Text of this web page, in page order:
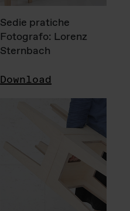
Sedie pratiche
Fotografo: Lorenz
Sternbach
Download